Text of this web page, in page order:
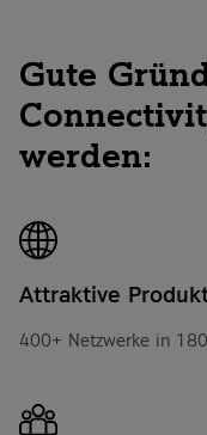
Gute
werden:
Attraktive
400+ Netzwerke in